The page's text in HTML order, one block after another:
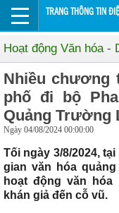
TRANG THÔNG TIN
Hoạt động Văn hóa -
Nhiều chương
phố đi bộ
Quảng Trường
Ngày 04/08/2024 00:00:00
Tối ngày 3/8/2024,
gian văn hóa
hoạt động văn
khán giả đến cỗ vũ.